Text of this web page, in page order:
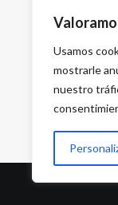
Usamos
mostrarle
nuestro